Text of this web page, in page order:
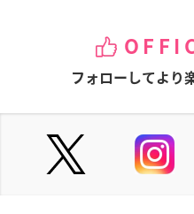
フォローしてより